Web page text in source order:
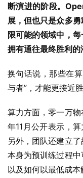
断演进的阶段。
展，但也只是众多
限可能的领域中，
拥有通往最终胜利的
换句话说，那些在
与者”，才能更接近胜
算力方面，零一万
年11月公开表示，
另外，团队还建立
本身为预训练过程中
以及如何以最低成本